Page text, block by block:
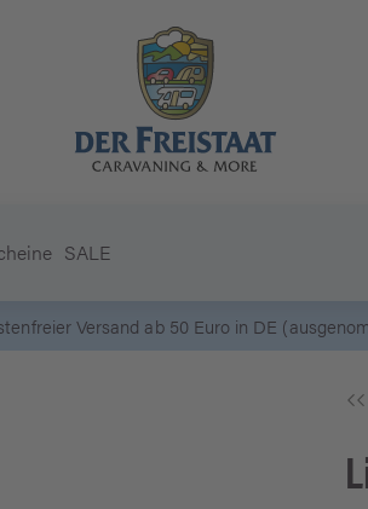
SALE
Versand ab 50 Euro in DE